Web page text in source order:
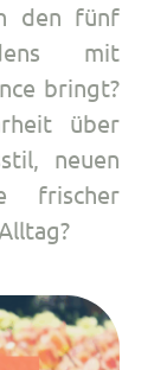
den fünf
mit
bringt?
über
neuen
frischer